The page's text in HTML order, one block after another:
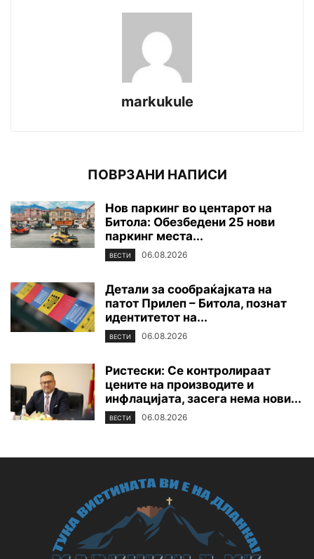
markukule
ПОВРЗАНИ НАПИСИ
Нов паркинг во центарот на
Битола: Обезбедени 25 нови
паркинг места...
ВЕСТИ 06.08.2026
Детали за сообраќајката на
патот Прилеп – Битола, познат
идентитетот на...
ВЕСТИ 06.08.2026
Ристески: Се контролираат
цените на производите и
инфлацијата, засега нема нови...
ВЕСТИ 06.08.2026